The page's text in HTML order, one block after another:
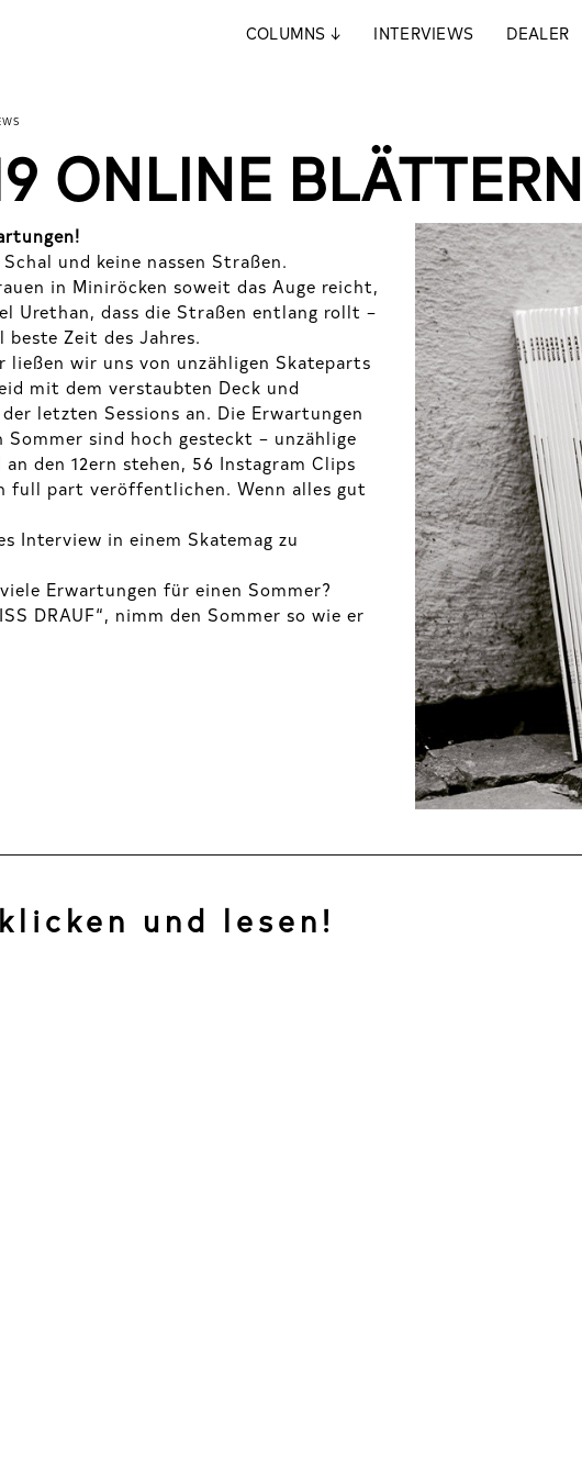
COLUMNS↓ INTERVIEWS DEALER
ONLINE BLÄTTERN
und keine nassen Straßen.
in Miniröcken soweit das Auge reicht,
Urethan, dass die Straßen entlang rollt –
Zeit des Jahres.
ließen wir uns von unzähligen Skateparts
mit dem verstaubten Deck und
letzten Sessions an. Die Erwartungen
sind hoch gesteckt – unzählige
den 12ern stehen, 56 Instagram Clips
full part veröffentlichen. Wenn alles gut
Interview in einem Skatemag zu
Erwartungen für einen Sommer?
DRAUF“, nimm den Sommer so wie er
und lesen!